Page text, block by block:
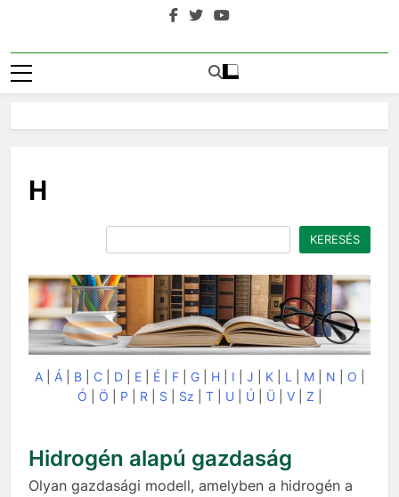
H
KERESÉS
A| Á| B| C| D| E| É| F| G| H| I J K| L M| N O
Ó
Ö P R S Sz T| U| Ú| Ü| V| Z
Hidrogén alapú gazdaság
Olyan gazdasági modell, amelyben a hidrogén a